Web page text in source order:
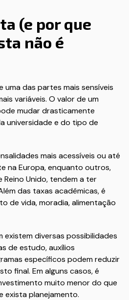
(e por que
não é
uma das partes mais sensíveis
variáveis. O valor de um
mudar drasticamente
universidade e do tipo de
mais acessíveis ou até
na Europa, enquanto outros,
Reino Unido, tendem a ter
das taxas acadêmicas, é
de vida, moradia, alimentação
existem diversas possibilidades
de estudo, auxílios
específicos podem reduzir
final. Em alguns casos, é
muito menor do que
exista planejamento.